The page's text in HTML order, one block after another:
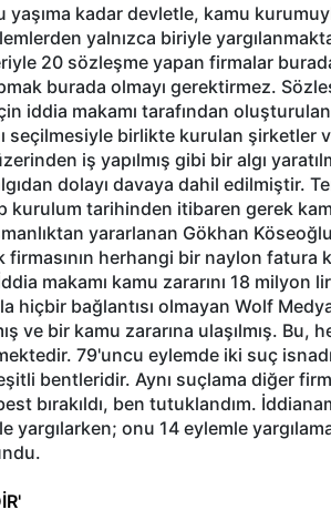
yaşıma kadar devletle, kamu
yalnızca biriyle
20 sözleşme yapan firmalar
burada olmayı gerektirmez.
iddia makamı tarafından
seçilmesiyle birlikte kurulan şirketler
iş yapılmış gibi bir algı
dolayı davaya dahil edilmiştir.
kurulum tarihinden itibaren gerek
yararlanan Gökhan
herhangi bir naylon fatura
makamı kamu zararını 18 milyon
hiçbir bağlantısı olmayan Wolf
ve bir kamu zararına ulaşılmış. Bu,
79'uncu eylemde iki suç
bentleridir. Aynı suçlama diğer
bırakıldı, ben tutuklandım.
onu 14 eylemle